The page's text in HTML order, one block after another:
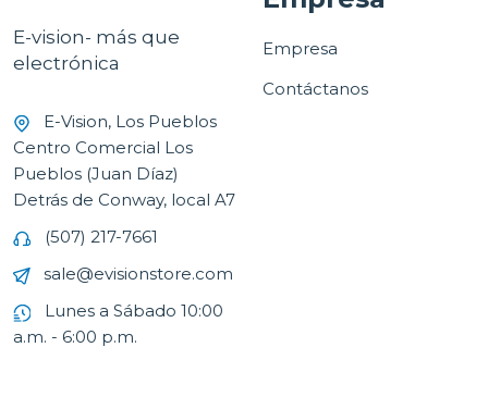
E-vision- más que
electrónica
E-Vision, Los Pueblos
Centro Comercial Los
Pueblos (Juan Díaz)
Detrás de Conway, local A7
(507) 217-7661
sale@evisionstore.com
Lunes a Sábado 10:00
a.m. - 6:00 p.m.
Empresa
Contáctanos